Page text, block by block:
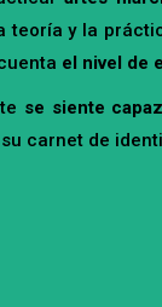
teoría y la
el nivel de
se siente
carnet de